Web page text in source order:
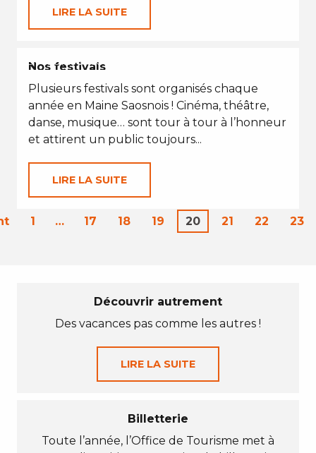
LIRE LA SUITE
EN TOUTES SAISONS
Nos festivals
Plusieurs festivals sont organisés chaque
année en Maine Saosnois ! Cinéma, théâtre,
danse, musique… sont tour à tour à l’honneur
et attirent un public toujours...
LIRE LA SUITE
1 … 17 18 19 20 21 22 23
Découvrir autrement
Des vacances pas comme les autres !
LIRE LA SUITE
Billetterie
Toute l’année, l’Office de Tourisme met à